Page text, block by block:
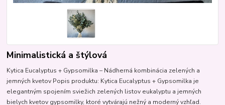
Minimalistická a štýlová
Kytica Eucalyptus + Gypsomilka – Nádherná kombinácia zelených a
jemných kvetov Popis produktu: Kytica Eucalyptus + Gypsomilka je
elegantným spojením sviežich zelených listov eukalyptu a jemných
bielych kvetov gypsomilky, ktoré vytvárajú nežný a moderný vzhľad.